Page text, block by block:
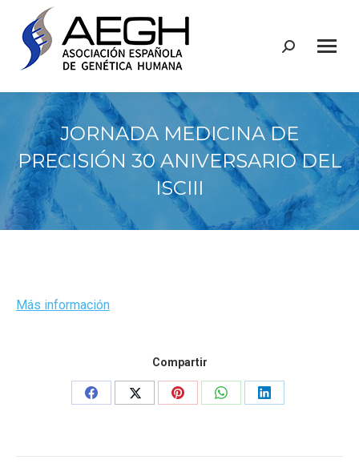
Buscar:
JORNADA MEDICINA DE
PRECISIÓN 30 ANIVERSARIO DEL
ISCIII
Más información
Compartir
Share
Share
Share
Share
Share